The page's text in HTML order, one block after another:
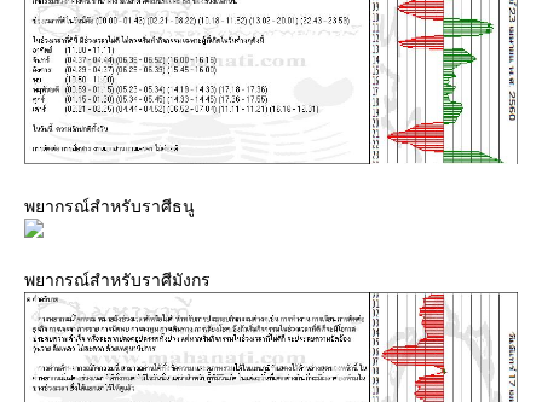
พยากรณ์สำหรับราศีธนู
พยากรณ์สำหรับราศีมังกร